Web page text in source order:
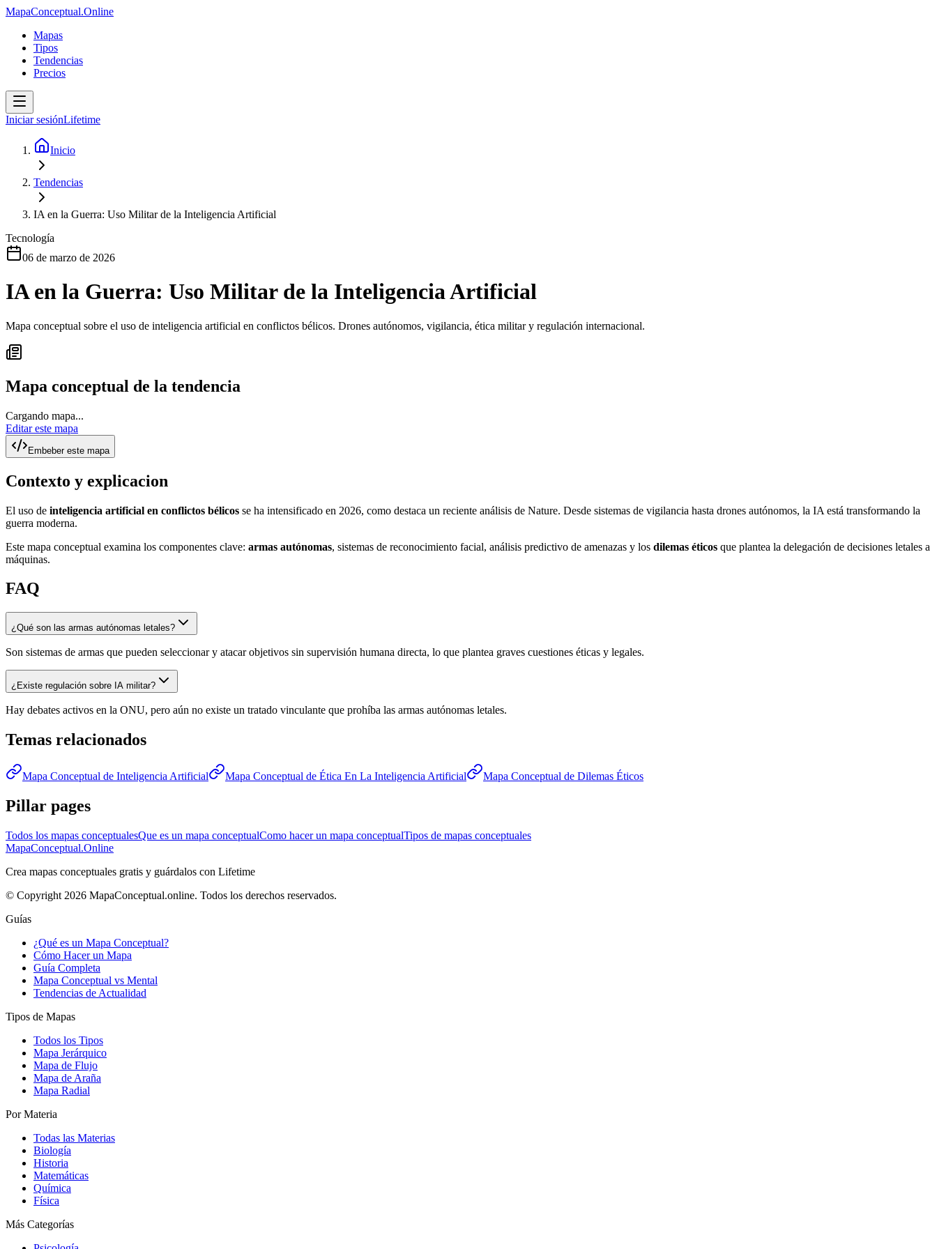
MapaConceptual.Online
Mapas
Tipos
Tendencias
Precios
Iniciar sesiónLifetime
Inicio
Tendencias
IA en la Guerra: Uso Militar de la Inteligencia Artificial
Tecnología
06 de marzo de 2026
IA en la Guerra: Uso Militar de la Inteligencia Artificial
Mapa conceptual sobre el uso de inteligencia artificial en conflictos bélicos. Drones autónomos, vigilancia, ética militar y regulación internacional.
Mapa conceptual de la tendencia
Cargando mapa...
Editar este mapa
Embeber este mapa
Contexto y explicacion
El uso de inteligencia artificial en conflictos bélicos se ha intensificado en 2026, como destaca un reciente análisis de Nature. Desde sistemas de vigilancia hasta drones autónomos, la IA está transformando la
guerra moderna.
Este mapa conceptual examina los componentes clave: armas autónomas, sistemas de reconocimiento facial, análisis predictivo de amenazas y los dilemas éticos que plantea la delegación de decisiones letales a
máquinas.
FAQ
¿Qué son las armas autónomas letales?
Son sistemas de armas que pueden seleccionar y atacar objetivos sin supervisión humana directa, lo que plantea graves cuestiones éticas y legales.
¿Existe regulación sobre IA militar?
Hay debates activos en la ONU, pero aún no existe un tratado vinculante que prohíba las armas autónomas letales.
Temas relacionados
Mapa Conceptual de Inteligencia Artificial Mapa Conceptual de Ética En La Inteligencia Artificial Mapa Conceptual de Dilemas Éticos
Pillar pages
Todos los mapas conceptualesQue es un mapa conceptualComo hacer un mapa conceptualTipos de mapas conceptuales
MapaConceptual.Online
Crea mapas conceptuales gratis y guárdalos con Lifetime
© Copyright 2026 MapaConceptual.online. Todos los derechos reservados.
Guías
¿Qué es un Mapa Conceptual?
Cómo Hacer un Mapa
Guía Completa
Mapa Conceptual vs Mental
Tendencias de Actualidad
Tipos de Mapas
Todos los Tipos
Mapa Jerárquico
Mapa de Flujo
Mapa de Araña
Mapa Radial
Por Materia
Todas las Materias
Biología
Historia
Matemáticas
Química
Física
Más Categorías